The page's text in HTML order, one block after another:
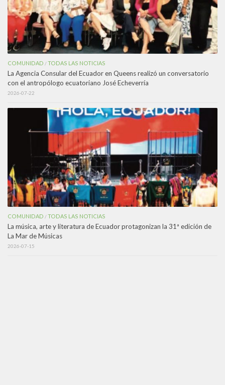
COMUNIDAD /TODAS LAS NOTICIAS
La Agencia Consular del Ecuador en Queens realizó un conversatorio
con el antropólogo ecuatoriano José Echeverría
2026-07-22
COMUNIDAD /TODAS LAS NOTICIAS
La música, arte y literatura de Ecuador protagonizan la 31ª edición de
La Mar de Músicas
2026-07-15